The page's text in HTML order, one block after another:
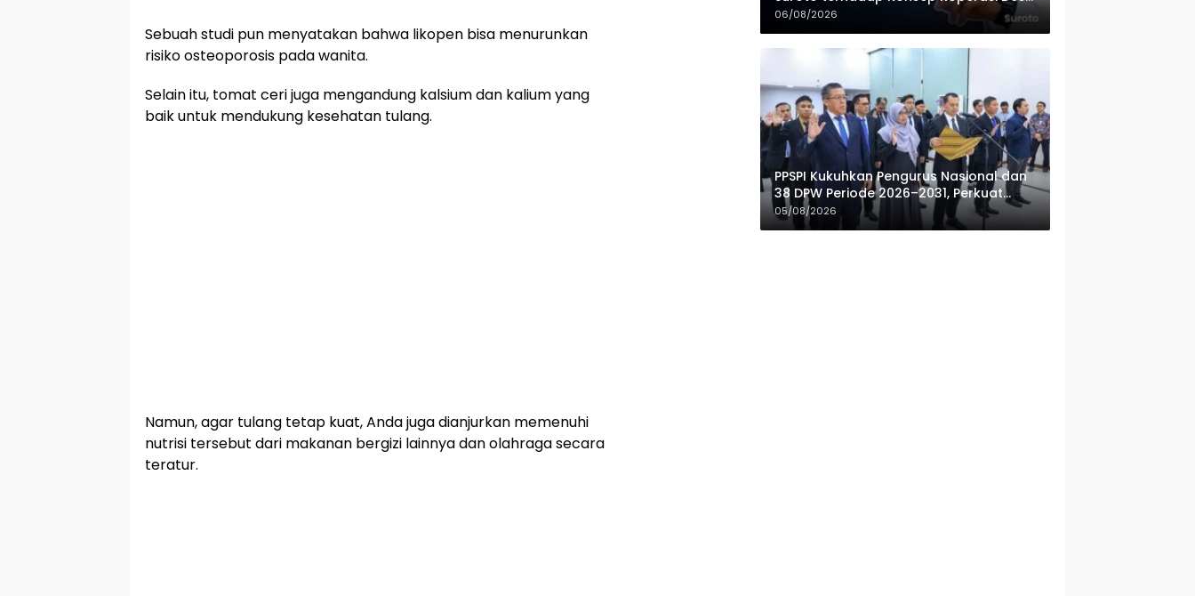
Sebuah studi pun menyatakan bahwa likopen bisa menurunkan
risiko osteoporosis pada wanita.
Selain itu, tomat ceri juga mengandung kalsium dan kalium yang
baik untuk mendukung kesehatan tulang.
Namun, agar tulang tetap kuat, Anda juga dianjurkan memenuhi
nutrisi tersebut dari makanan bergizi lainnya dan olahraga secara
teratur.
Merah Putih
06/08/2026
PPSPI Kukuhkan Pengurus Nasional dan
38 DPW Periode 2026–2031, Perkuat
Profesionalisme Sektor Publik
05/08/2026